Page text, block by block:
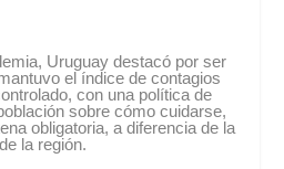
Uruguay destacó por ser
el índice de contagios
con una política de
sobre cómo cuidarse,
obligatoria, a diferencia de la
la región.